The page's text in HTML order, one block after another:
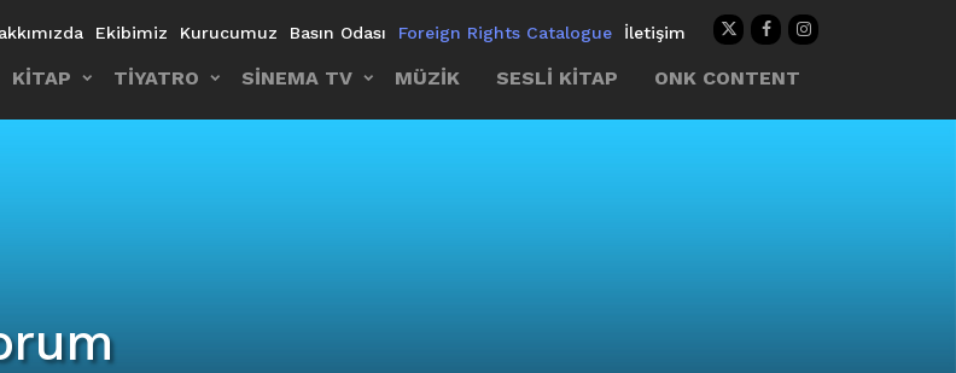
Ekibimiz Kurucumuz Basın Odası Foreign Rights Catalogue İletişim
KİTAP TİYATRO SİNEMA TV MÜZİK SESLİ KİTAP ONK CONTENT